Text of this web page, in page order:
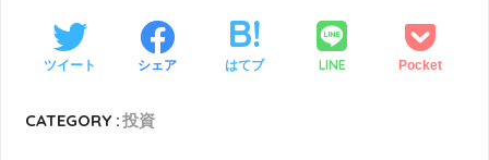
ツイート シェア はてブ LINE Pocket
CATEGORY :投資